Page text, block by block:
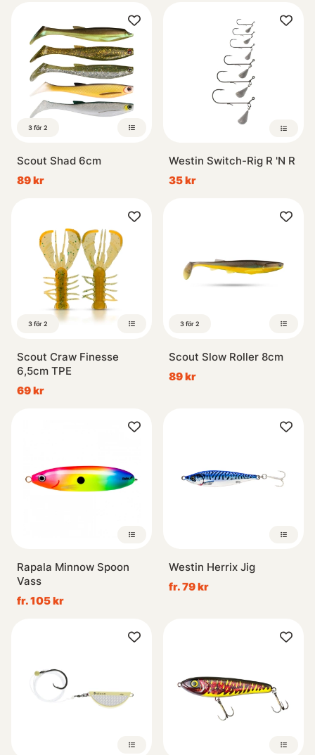
3 för 2
Scout Shad 6cm
89 kr
Westin Switch-Rig R 'N R
35 kr
3 för 2
Scout Craw Finesse
6,5cm TPE
69 kr
3 för 2
Scout Slow Roller 8cm
89 kr
Rapala Minnow Spoon
Vass
fr. 105 kr
Westin Herrix Jig
fr. 79 kr